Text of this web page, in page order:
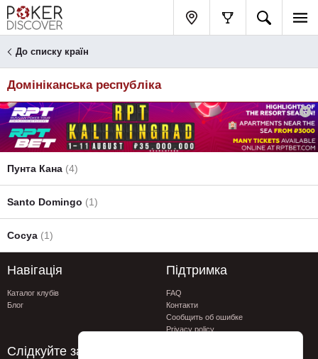
До списку країн
Домініканська республіка
Пунта Кана (4)
Santo Domingo (1)
Сосуа (1)
Навігація
Каталог клубів
Блог
Підтримка
FAQ
Контакти
Сообщить об ошибке
Privacy policy
Слідкуйте за нами